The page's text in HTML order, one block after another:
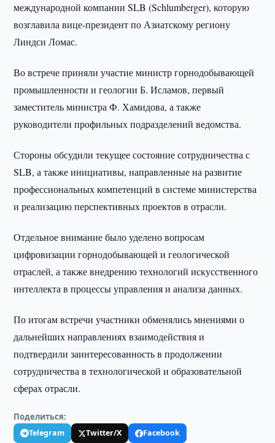
международной компании SLB (Schlumberger), которую
возглавила вице-президент по Азиатскому региону
Линдси Ломас.
Во встрече приняли участие министр горнодобывающей
промышленности и геологии Б. Исламов, первый
заместитель министра Ф. Хамидова, а также
руководители профильных подразделений ведомства.
Стороны обсудили текущее состояние сотрудничества с
SLB, а также инициативы, направленные на развитие
профессиональных компетенций в системе министерства
и реализацию перспективных проектов в отрасли.
Отдельное внимание было уделено вопросам
цифровизации горнодобывающей и геологической
отраслей, а также внедрению технологий искусственного
интеллекта в процессы управления и анализа данных.
По итогам встречи участники обменялись мнениями о
дальнейших направлениях взаимодействия и
подтвердили заинтересованность в продолжении
сотрудничества в технологической и образовательной
сферах отрасли.
Поделиться:
Telegram Twitter/X
Facebook